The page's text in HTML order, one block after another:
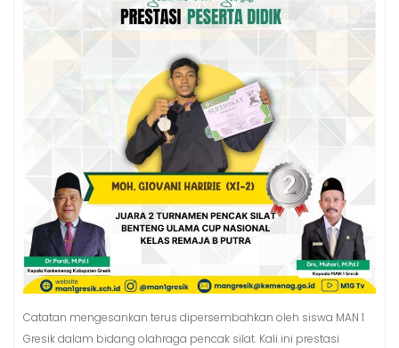
Catatan mengesankan terus dipersembahkan oleh siswa MAN 1
Gresik dalam bidang olahraga pencak silat. Kali ini prestasi